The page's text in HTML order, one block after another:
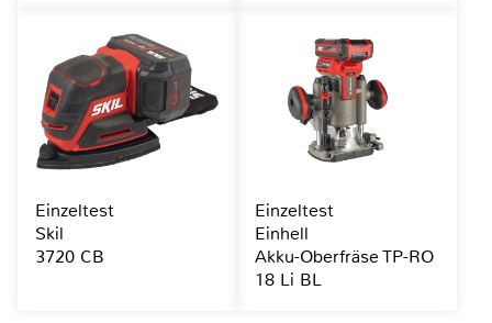
Einzeltest
Skil
3720 CB
Einzeltest
Einhell
Akku-Oberfräse TP-RO
18 Li BL